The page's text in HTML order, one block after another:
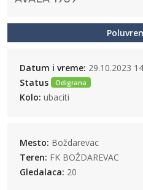
Datum i vreme: 29.10.2023
Status
Odigrana
Kolo: ubaciti
Mesto: Boždarevac
Teren: FK BOŽDAREVAC
Gledalaca: 20